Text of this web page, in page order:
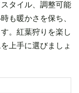
タイル、調整可能
も暖かさを保ち、
。紅葉狩りを楽し
上手に選びましょ